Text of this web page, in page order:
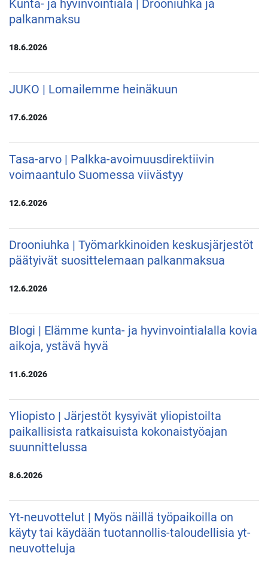
Kunta- ja hyvinvointiala | Drooniuhka ja
palkanmaksu
18.6.2026
JUKO | Lomailemme heinäkuun
17.6.2026
Tasa-arvo | Palkka-avoimuusdirektiivin
voimaantulo Suomessa viivästyy
12.6.2026
Drooniuhka | Työmarkkinoiden keskusjärjestöt
päätyivät suosittelemaan palkanmaksua
12.6.2026
Blogi | Elämme kunta- ja hyvinvointialalla kovia
aikoja, ystävä hyvä
11.6.2026
Yliopisto | Järjestöt kysyivät yliopistoilta
paikallisista ratkaisuista kokonaistyöajan
suunnittelussa
8.6.2026
Yt-neuvottelut | Myös näillä työpaikoilla on
käyty tai käydään tuotannollis-taloudellisia yt-
neuvotteluja